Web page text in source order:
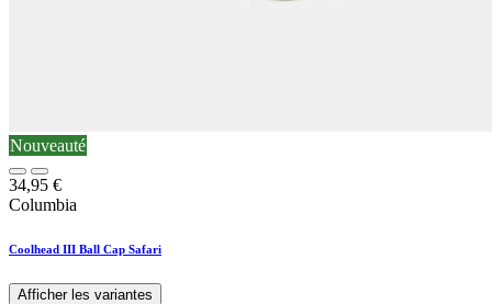
Nouveauté
34,95 €
Columbia
Coolhead III Ball Cap Safari
Afficher les variantes